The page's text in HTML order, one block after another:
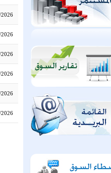
2026
2026
2026
2026
2026
2026